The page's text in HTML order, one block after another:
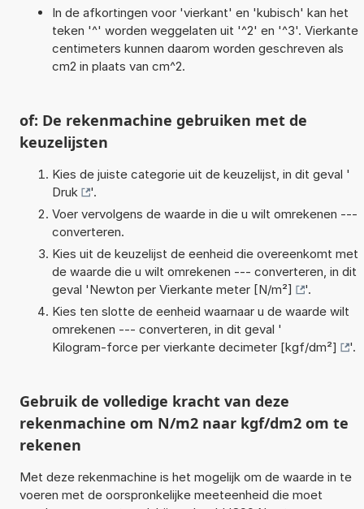
In de afkortingen voor 'vierkant' en 'kubisch' kan het
teken '^' worden weggelaten uit '^2' en '^3'. Vierkante
centimeters kunnen daarom worden geschreven als
cm2 in plaats van cm^2.
of: De rekenmachine gebruiken met de
keuzelijsten
Kies de juiste categorie uit de keuzelijst, in dit geval '
Druk
'.
Voer vervolgens de waarde in die u wilt omrekenen ---
converteren.
Kies uit de keuzelijst de eenheid die overeenkomt met
de waarde die u wilt omrekenen --- converteren, in dit
geval 'Newton per Vierkante meter [N/m²]
'.
Kies ten slotte de eenheid waarnaar u de waarde wilt
omrekenen --- converteren, in dit geval '
Kilogram-force per vierkante decimeter [kgf/dm²]
'.
Gebruik de volledige kracht van deze
rekenmachine om N/m2 naar kgf/dm2 om te
rekenen
Met deze rekenmachine is het mogelijk om de waarde in te
voeren met de oorspronkelijke meeteenheid die moet